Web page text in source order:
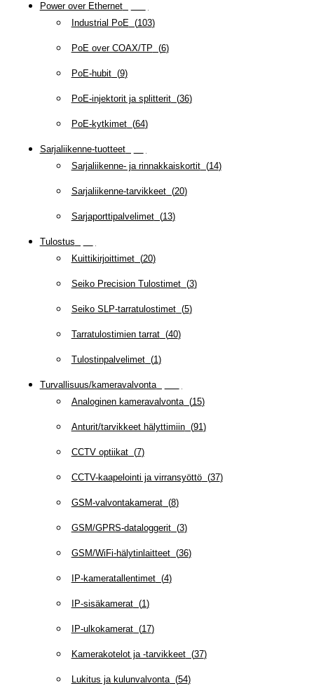
Power over Ethernet(
Industrial PoE(103)
PoE over COAX/TP (6)
PoE-hubit(9)
PoE-injektorit ja splitterit(36)
PoE-kytkimet(64)
Sarjaliikenne-tuotteet(
Sarjaliikenne- ja rinnakkaiskortit(14)
Sarjaliikenne-tarvikkeet(20)
Sarjaporttipalvelimet(13)
Tulostus
Kuittikirjoittimet(20)
Seiko Precision Tulostimet(3)
Seiko SLP-tarratulostimet(5)
Tarratulostimien tarrat(40)
Tulostinpalvelimet(1)
Turvallisuus/kameravalvonta(
Analoginen kameravalvonta(15)
Anturit/tarvikkeet hälyttimiin(91)
CCTV optiikat(7)
CCTV-kaapelointi ja virransyöttö(37)
GSM-valvontakamerat(8)
GSM/GPRS-dataloggerit(3)
GSM/WiFi-hälytinlaitteet(36)
IP-kameratallentimet(4)
IP-sisäkamerat(1)
IP-ulkokamerat(17)
Kamerakotelot ja -tarvikkeet(37)
Lukitus ja kulunvalvonta(54)